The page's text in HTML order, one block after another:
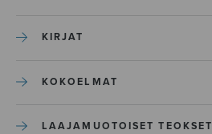
KIRJAT
KOKOELMAT
LAAJAMUOTOISET TEOKSET